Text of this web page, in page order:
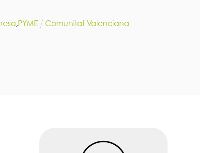
,PYME Comunitat Valenciana